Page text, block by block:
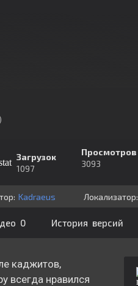
Загрузок
1097
Просмотров
3093
Kadraeus Локализатор:
0 История версий
каджитов,
всегда нравился